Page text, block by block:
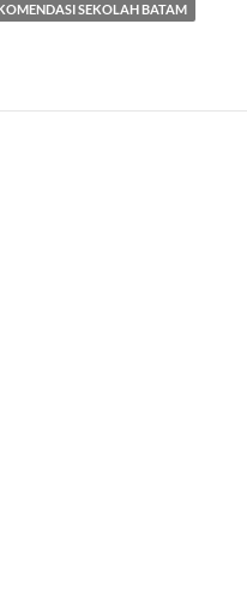
SEKOLAH BATAM